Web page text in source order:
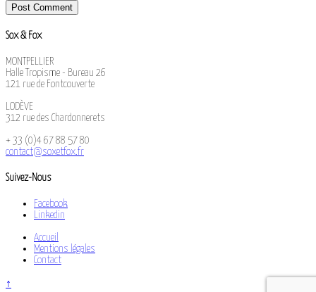
Sox & Fox
MONTPELLIER
Halle Tropisme - Bureau 26
121 rue de Fontcouverte
LODÈVE
312 rue des Chardonnerets
+ 33 (0)4 67 88 57 80
contact@soxetfox.fr
Suivez-Nous
Facebook
Linkedin
Accueil
Mentions légales
Contact
↑